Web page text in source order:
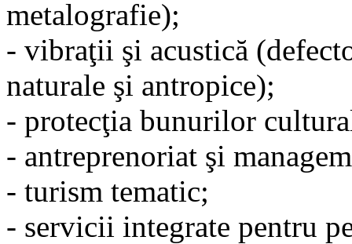
metalografie);
- vibraţii şi acustică
naturale şi antropice);
- protecţia bunurilor
- antreprenoriat şi
- turism tematic;
- servicii integrate pentru